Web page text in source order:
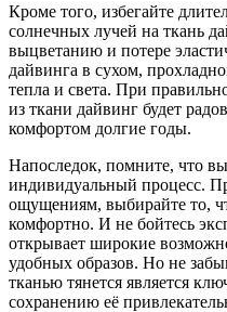
Кроме того, избегайте
солнечных лучей на ткань
выцветанию и потере
дайвинга в сухом,
тепла и света. При
из ткани дайвинг будет
комфортом долгие годы.
Напоследок, помните, что
индивидуальный процесс.
ощущениям, выбирайте то,
комфортно. И не бойтесь
открывает широкие
удобных образов. Но не
тканью тянется является
сохранению её